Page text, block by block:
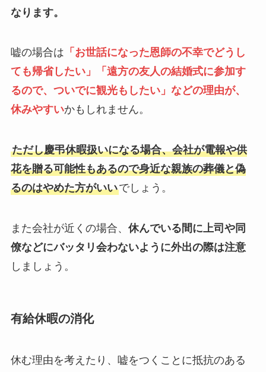
なります。
嘘の場合は 「お世話になった恩師の不幸でどうし
ても帰省したい」「遠方の友人の結婚式に参加す
るので、ついでに観光もしたい」などの理由が、
休みやすいかもしれません。
ただし慶弔休暇扱いになる場合、会社が電報や供
花を贈る可能性もあるので身近な親族の葬儀と偽
るのはやめた方がいいでしょう。
また会社が近くの場合、 休んでいる間に上司や同
僚などにバッタリ会わないように外出の際は注意
しましょう。
有給休暇の消化
休む理由を考えたり、嘘をつくことに抵抗のある